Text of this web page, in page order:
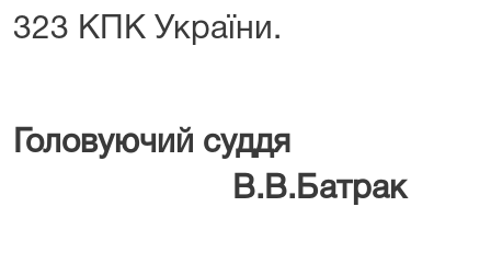
323 КПК України.
В.В.Батрак